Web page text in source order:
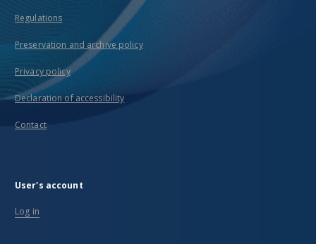
Regulations
Preservation and archive policy
Privacy policy
Declaration of accessibility
Contact
User's account
Log in